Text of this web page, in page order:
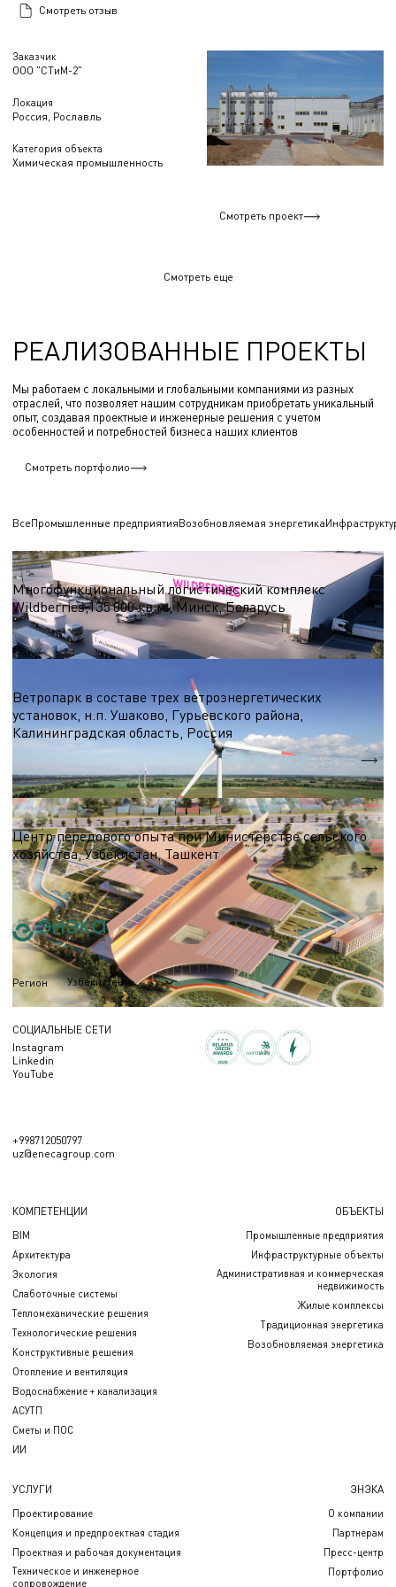
Заказчик
ООО "СТиМ-2"
Локация
Россия, Рославль
Категория объекта
Химическая промышленность
Смотреть отзыв
Смотреть проект
Смотреть еще
РЕАЛИЗОВАННЫЕ ПРОЕКТЫ
Мы работаем с локальными и глобальными компаниями из разных
отраслей, что позволяет нашим сотрудникам приобретать уникальный
опыт, создавая проектные и инженерные решения с учетом
особенностей и потребностей бизнеса наших клиентов
Смотреть портфолио
ВсеПромышленные предприятияВозобновляемая энергетика
Логистические центры и склады
Многофункциональный логистический комплекс
Wildberries,135 000 кв.м., Минск, Беларусь
S = 135 000 кв.м.
Ветропарк в составе трех ветроэнергетических
установок, н.п. Ушаково, Гурьевского района,
Калининградская область, Россия
Выставочный комплекс
Центр передового опыта при Министерстве сельского
хозяйства, Узбекистан, Ташкент
S = 13 590 м.кв.
Регион Узбекистан
СОЦИАЛЬНЫЕ СЕТИ
Instagram
Linkedin
YouTube
+998712050797
uz@enecagroup.com
КОМПЕТЕНЦИИ
BIM
Архитектура
Экология
Слаботочные системы
Тепломеханические решения
Технологические решения
Конструктивные решения
Отопление и вентиляция
Водоснабжение + канализация
АСУТП
Сметы и ПОС
ИИ
ОБЪЕКТЫ
Промышленные предприятия
Инфраструктурные объекты
Административная и коммерческая
недвижимость
Жилые комплексы
Традиционная энергетика
Возобновляемая энергетика
УСЛУГИ
Проектирование
Концепция и предпроектная стадия
Проектная и рабочая документация
Техническое и инженерное
сопровождение
ЭНЭКА
О компании
Партнерам
Пресс-центр
Портфолио